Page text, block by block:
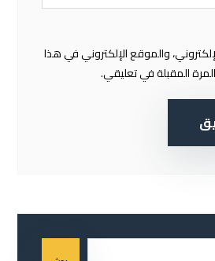
والموقع الإلكتروني في هذا
المقبلة في تعليقي.